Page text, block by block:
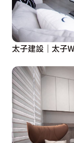
太子建設｜太子